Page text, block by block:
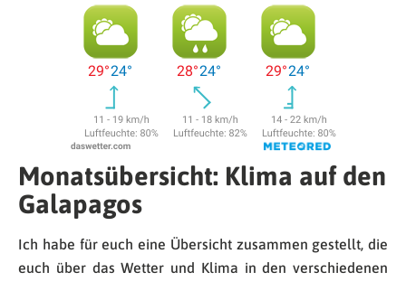
Monatsübersicht: Klima auf den
Galapagos
Ich habe für euch eine Übersicht zusammen gestellt, die
euch über das Wetter und Klima in den verschiedenen